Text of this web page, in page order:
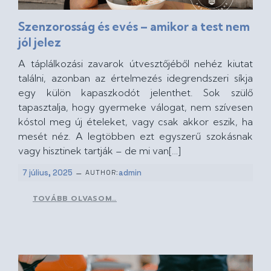
Szenzorosság és evés – amikor a test nem
jól jelez
A táplálkozási zavarok útvesztőjéből nehéz kiutat
találni, azonban az értelmezés idegrendszeri síkja
egy külön kapaszkodót jelenthet. Sok szülő
tapasztalja, hogy gyermeke válogat, nem szívesen
kóstol meg új ételeket, vagy csak akkor eszik, ha
mesét néz. A legtöbben ezt egyszerű szokásnak
vagy hisztinek tartják – de mi van[…]
7 július, 2025 – AUTHOR:admin
TOVÁBB OLVASOM…